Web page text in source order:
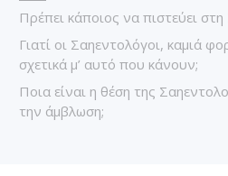
Πρέπει κάποιος να πιστεύει
Γιατί οι Σαηεντολόγοι, καμιά
σχετικά μ’ αυτό που κάνουν;
Ποια είναι η θέση της
την άμβλωση;